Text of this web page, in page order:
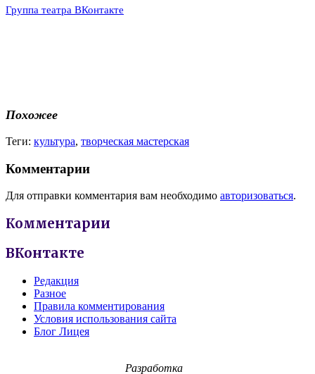
Группа театра ВКонтакте
Похожее
Теги: культура, творческая мастерская
Комментарии
Для отправки комментария вам необходимо авторизоваться.
Комментарии
ВКонтакте
Редакция
Разное
Правила комментирования
Условия использования сайта
Блог Лицея
Разработка